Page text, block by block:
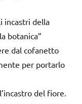
incastri della
botanica”
dal cofanetto
per portarlo
del fiore.